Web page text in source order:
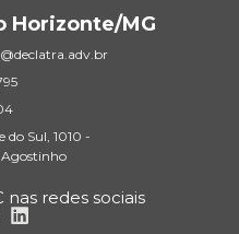
Horizonte/MG
do Sul, 1010 -
redes sociais